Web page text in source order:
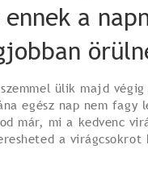
a
ülik majd
egész nap nem fagy
már, mi a kedvenc
a virágcsokrot